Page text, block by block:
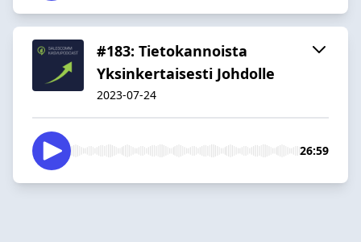
#183: Tietokannoista
Yksinkertaisesti Johdolle
2023-07-24
26:59